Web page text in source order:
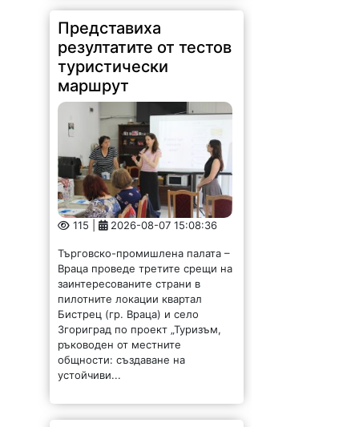
Представиха
резултатите от тестов
туристически
маршрут
115 | 2026-08-07 15:08:36
Търговско-промишлена палата –
Враца проведе третите срещи на
заинтересованите страни в
пилотните локации квартал
Бистрец (гр. Враца) и село
Згориград по проект „Туризъм,
ръководен от местните
общности: създаване на
устойчиви...